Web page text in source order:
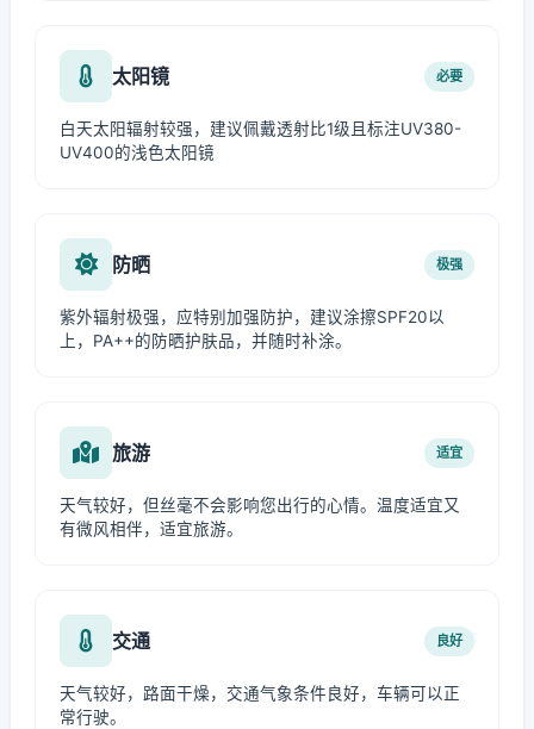
太阳镜 必要
白天太阳辐射较强，建议佩戴透射比1级且标注UV380-
UV400的浅色太阳镜
防晒 极强
紫外辐射极强，应特别加强防护，建议涂擦SPF20以
上，PA++的防晒护肤品，并随时补涂。
旅游 适宜
天气较好，但丝毫不会影响您出行的心情。温度适宜又
有微风相伴，适宜旅游。
交通 良好
天气较好，路面干燥，交通气象条件良好，车辆可以正
常行驶。